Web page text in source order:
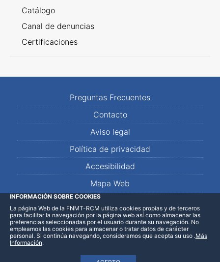
Catálogo
Canal de denuncias
Certificaciones
Preguntas Frecuentes
Contacto
Aviso legal
Política de privacidad
Accesibilidad
Mapa Web
LinkedInFacebookWhatsApp
INFORMACIÓN SOBRE COOKIES
La página Web de la FNMT-RCM utiliza cookies propias y de terceros
para facilitar la navegación por la página web así como almacenar las
preferencias seleccionadas por el usuario durante su navegación. No
empleamos las cookies para almacenar o tratar datos de carácter
personal. Si continúa navegando, consideramos que acepta su uso .Más
Información.